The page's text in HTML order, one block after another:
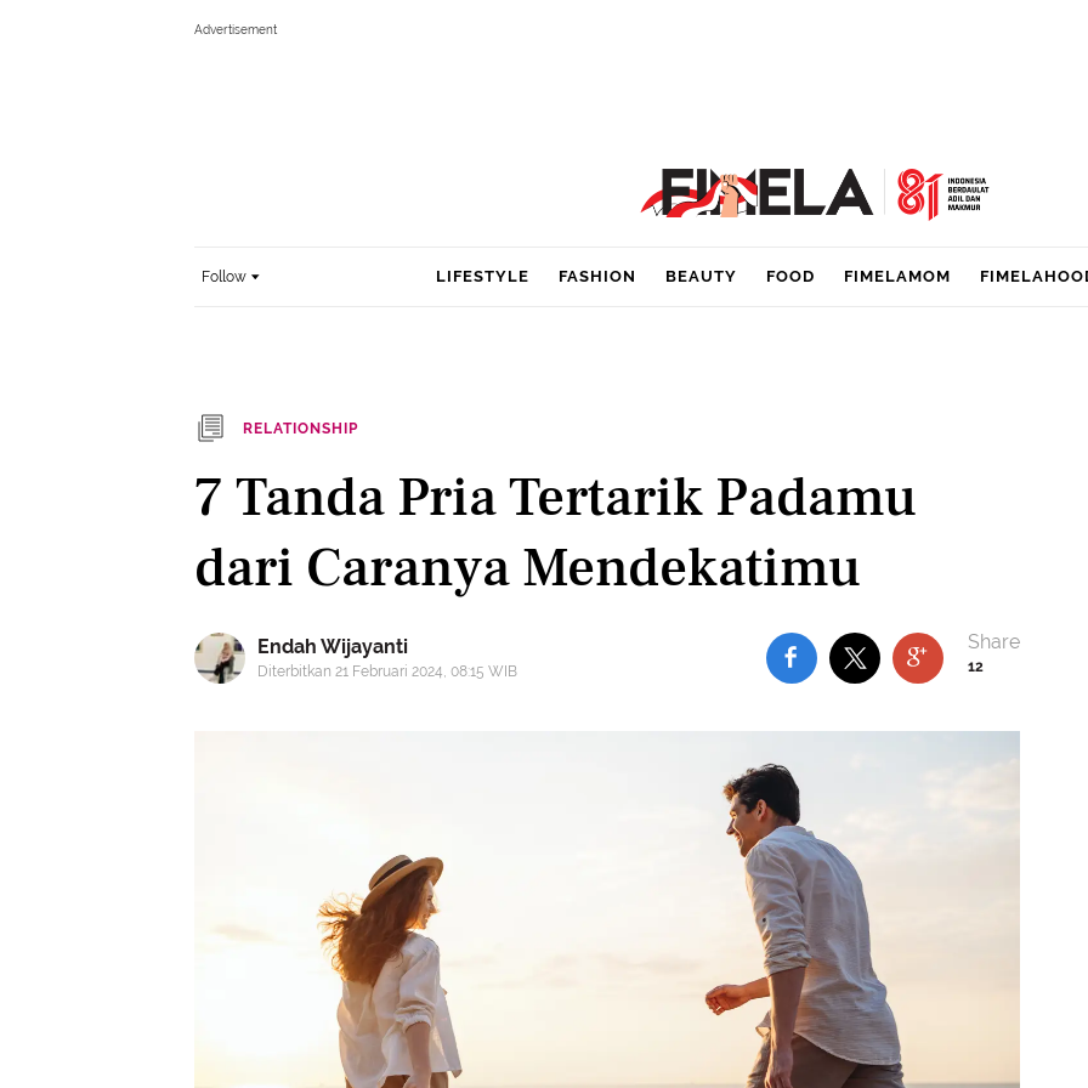
Follow LIFESTYLE FASHION BEAUTY FOOD FIMELAMOM
RELATIONSHIP
7 Tanda Pria Tertarik Padamu
dari Caranya Mendekatimu
Endah Wijayanti
Diterbitkan 21 Februari 2024, 08:15 WIB 12